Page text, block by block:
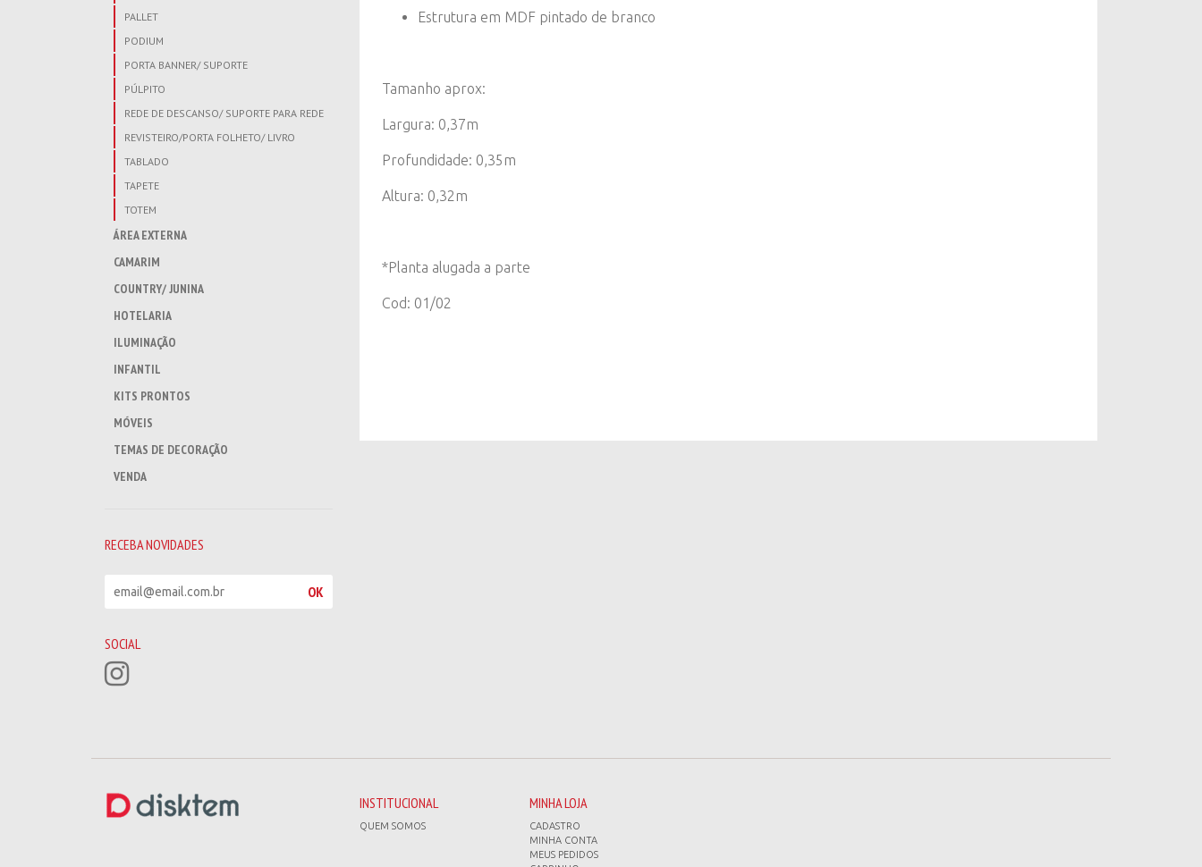
PALLET
PODIUM
PORTA BANNER/ SUPORTE
PÚLPITO
REDE DE DESCANSO/ SUPORTE PARA REDE
REVISTEIRO/PORTA FOLHETO/ LIVRO
TABLADO
TAPETE
TOTEM
ÁREA EXTERNA
CAMARIM
COUNTRY/ JUNINA
HOTELARIA
ILUMINAÇÃO
INFANTIL
KITS PRONTOS
MÓVEIS
TEMAS DE DECORAÇÃO
VENDA
RECEBA NOVIDADES
e
b
a
n
d
d
e
OK
SOCIAL
Estrutura em MDF pintado de branco
Tamanho aprox:
Largura: 0,37m
Profundidade: 0,35m
Altura: 0,32m
*Planta alugada a parte
Cod: 01/02
INSTITUCIONAL
QUEM SOMOS
MINHA LOJA
CADASTRO
MINHA CONTA
MEUS PEDIDOS